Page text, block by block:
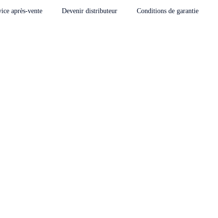
après-vente Devenir distributeur Conditions de garantie